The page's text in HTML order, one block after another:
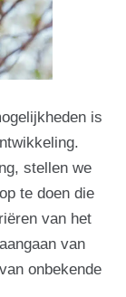
is
stellen we
te doen die
van het
van
onbekende